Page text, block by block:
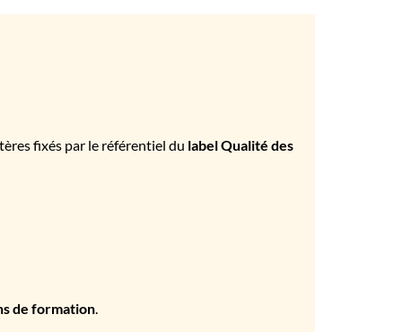
fixés par le référentiel du label Qualité des
de formation.